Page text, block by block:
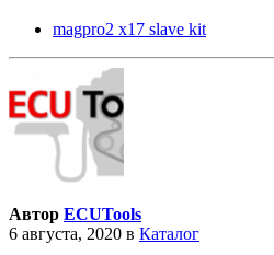
magpro2 x17 slave kit
Автор ECUTools
6 августа, 2020 в Каталог